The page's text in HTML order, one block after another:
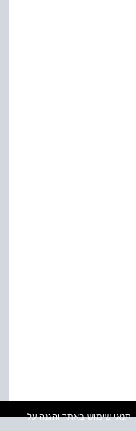
תנאי שימוש באתר והגנה על